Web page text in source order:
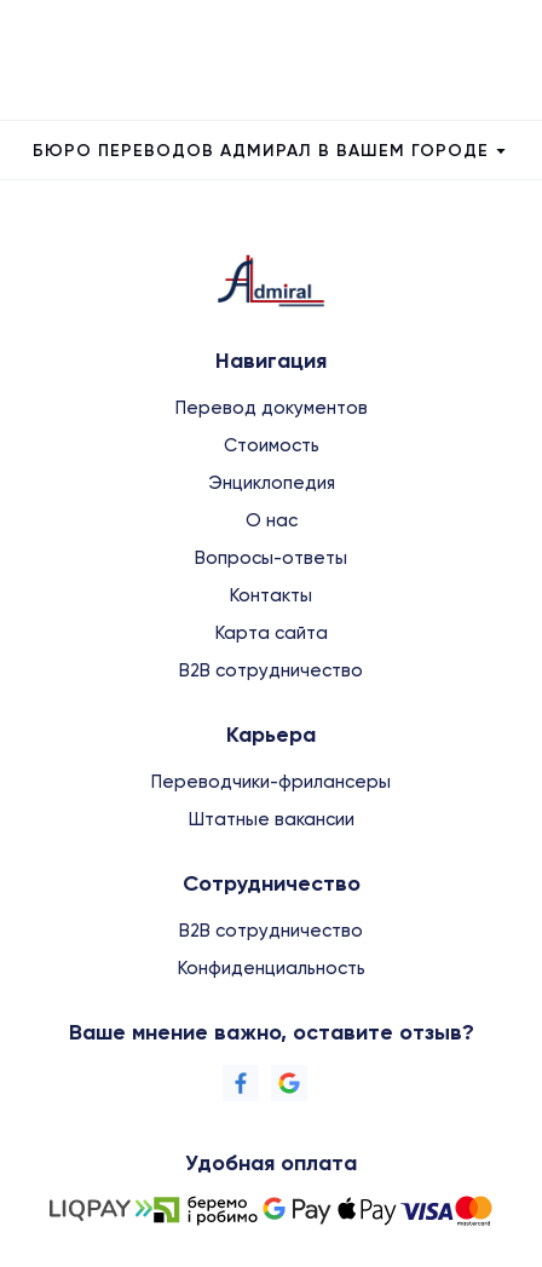
БЮРО ПЕРЕВОДОВ АДМИРАЛ В ВАШЕМ ГОРОДЕ
Навигация
Перевод документов
Стоимость
Энциклопедия
О нас
Вопросы-ответы
Контакты
Карта сайта
B2B сотрудничество
Карьера
Переводчики-фрилансеры
Штатные вакансии
Сотрудничество
B2B сотрудничество
Конфиденциальность
Ваше мнение важно, оставите отзыв?
Удобная оплата